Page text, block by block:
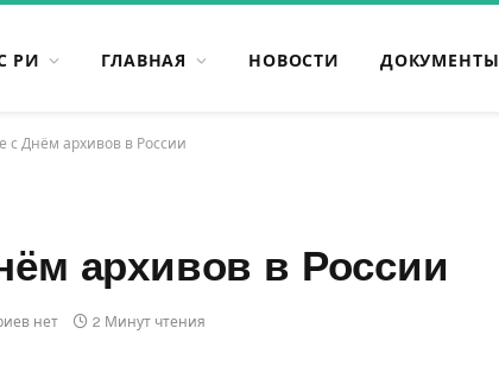
РИ ГЛАВНАЯ НОВОСТИ ДОКУМЕНТЫ
с Днём архивов в России
архивов в России
нет 2 Минут чтения